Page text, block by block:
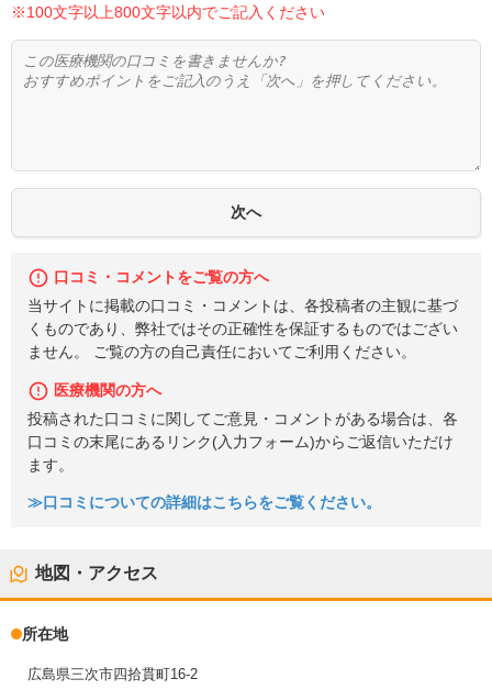
※100文字以上800文字以内でご記入ください
口コミ・コメントをご覧の方へ
当サイトに掲載の口コミ・コメントは、各投稿者の主観に基づ
くものであり、弊社ではその正確性を保証するものではござい
ません。 ご覧の方の自己責任においてご利用ください。
医療機関の方へ
投稿された口コミに関してご意見・コメントがある場合は、各
口コミの末尾にあるリンク(入力フォーム)からご返信いただけ
ます。
≫口コミについての詳細はこちらをご覧ください。
地図・アクセス
所在地
広島県三次市四拾貫町16-2